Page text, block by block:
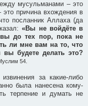
мусульманами – это
это причина вхождения в
посланник Аллаха (да
«Вы не войдёте в
вы до тех пор, пока не
ли мне вам на то, что
будете делать это?
54.
за какие-либо
была нанесена кому-
терпение и думать не